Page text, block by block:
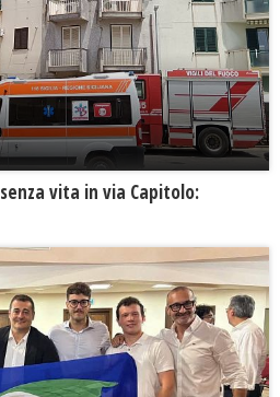
vita in via Capitolo: